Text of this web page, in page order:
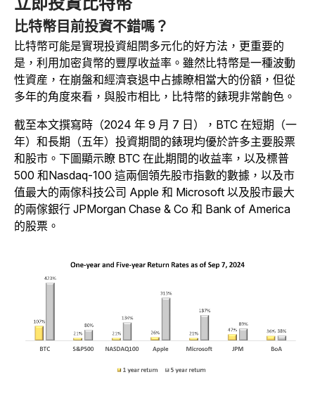
比特幣目前投資不錯嗎？
比特幣可能是實現投資組閤多元化的好方法，更重要的
是，利用加密貨幣的豐厚收益率。雖然比特幣是一種波動
性資産，在崩盤和經濟衰退中占據瞭相當大的份額，但從
多年的角度來看，與股市相比，比特幣的錶現非常齣色。
截至本文撰寫時（2024 年 9 月 7 日），BTC 在短期（一
年）和長期（五年）投資期間的錶現均優於許多主要股票
和股市。下圖顯示瞭 BTC 在此期間的收益率，以及標普
500 和Nasdaq-100 這兩個領先股市指數的數據，以及市
值最大的兩傢科技公司 Apple 和 Microsoft 以及股市最大
的兩傢銀行 JPMorgan Chase & Co 和 Bank of America
的股票。